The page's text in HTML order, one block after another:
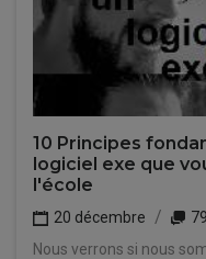
10 Principes
logiciel exe que
l'école
20 décembre
Nous verrons si nous